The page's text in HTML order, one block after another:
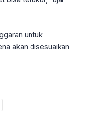
untuk
akan disesuaikan